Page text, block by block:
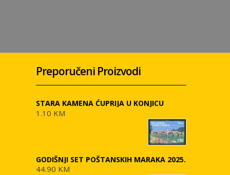
Preporučeni Proizvodi
STARA KAMENA ĆUPRIJA U KONJICU
1.10 KM
GODIŠNJI SET POŠTANSKIH MARAKA 2025.
44.90 KM